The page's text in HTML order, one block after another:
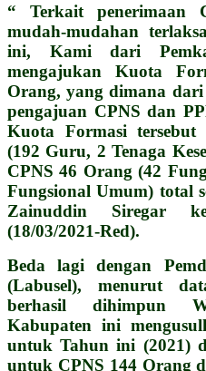
“ Terkait penerimaan
mudah-mudahan
ini, Kami dari
mengajukan Kuota
Orang, yang dimana
pengajuan CPNS dan
Kuota Formasi
(192 Guru, 2 Tenaga
CPNS 46 Orang (42
Fungsional Umum) total
Zainuddin Siregar
(18/03/2021-Red).
Beda lagi dengan
(Labusel), menurut
berhasil dihimpun
Kabupaten ini
untuk Tahun ini (2021)
untuk CPNS 144 Orang